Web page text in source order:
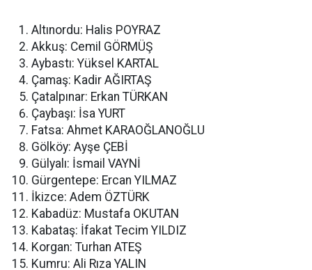
Altınordu: Halis POYRAZ
Akkuş: Cemil GÖRMÜŞ
Aybastı: Yüksel KARTAL
Çamaş: Kadir AĞIRTAŞ
Çatalpınar: Erkan TÜRKAN
Çaybaşı: İsa YURT
Fatsa: Ahmet KARAOĞLANOĞLU
Gölköy: Ayşe ÇEBİ
Gülyalı: İsmail VAYNİ
Gürgentepe: Ercan YILMAZ
İkizce: Adem ÖZTÜRK
Kabadüz: Mustafa OKUTAN
Kabataş: İfakat Tecim YILDIZ
Korgan: Turhan ATEŞ
Kumru: Ali Rıza YALIN